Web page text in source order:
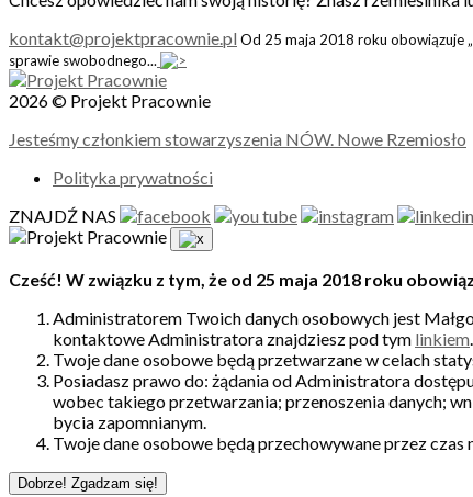
kontakt@projektpracownie.pl Od 25 maja 2018 roku obowiązuje
sprawie swobodnego...
2026 © Projekt Pracownie
Jesteśmy członkiem stowarzyszenia NÓW. Nowe Rzemiosło
Polityka prywatności
ZNAJDŹ NAS
Cześć! W związku z tym, że od 25 maja 2018 roku
Administratorem Twoich danych osobowych jest
kontaktowe Administratora znajdziesz pod tym linkiem
Twoje dane osobowe będą przetwarzane w celach
Posiadasz prawo do: żądania od Administratora
wobec takiego przetwarzania; przenoszenia danych;
bycia zapomnianym.
Twoje dane osobowe będą przechowywane przez czas
Dobrze! Zgadzam się!